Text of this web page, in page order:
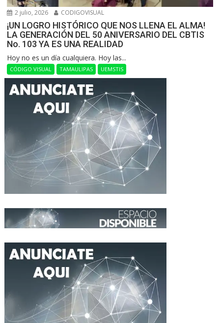
2 julio, 2026 CODIGOVISUAL
¡UN LOGRO HISTÓRICO QUE NOS LLENA EL ALMA!
LA GENERACIÓN DEL 50 ANIVERSARIO DEL CBTIS
No. 103 YA ES UNA REALIDAD
Hoy no es un día cualquiera. Hoy las...
CÓDIGO VISUAL TAMAULIPAS UEMSTIS